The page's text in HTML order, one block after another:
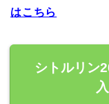
はこちら
シトルリン